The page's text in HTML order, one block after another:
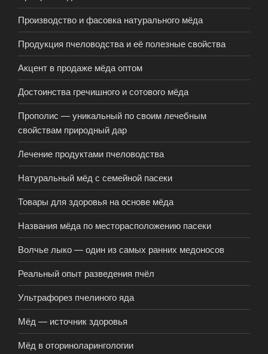
Производство и фасовка натурального мёда
Продукция пчеловодства и её полезные свойства
Акцент в продаже мёда оптом
Достоинства гречишного и сотового мёда
Прополис — уникальный по своим лечебным
свойствам природный дар
Лечение продуктами пчеловодства
Натуральный мёд с семейной пасеки
Товары для здоровья на основе мёда
Названия мёда по месторасположению пасеки
Волчье лыко — один из самых ранних медоносов
Реальный опыт разведения пчёл
Ультрафорез пчелиного яда
Мёд — источник здоровья
Мёд в оториноларингологии